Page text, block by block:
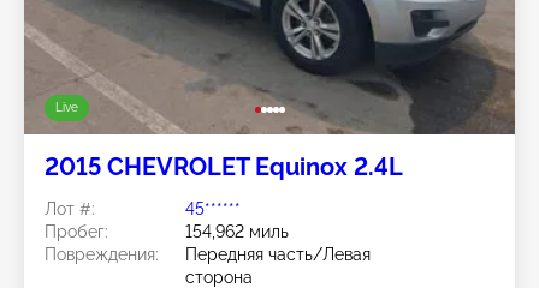
Live
2015 CHEVROLET Equinox 2.4L
Лот #:
45******
Пробег:
154,962 миль
Повреждения:
Передняя часть/Левая
сторона